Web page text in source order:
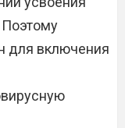
Поэтому
для включения